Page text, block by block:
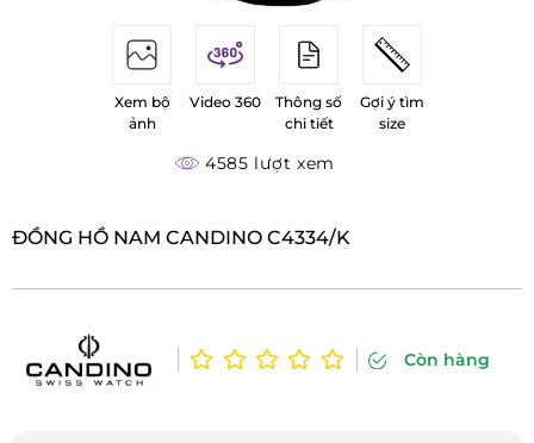
Xem bộ
ảnh
Video 360
Thông số
chi tiết
Gợi ý tìm
size
4585 lượt xem
ĐỒNG HỒ NAM CANDINO C4334/K
Còn hàng